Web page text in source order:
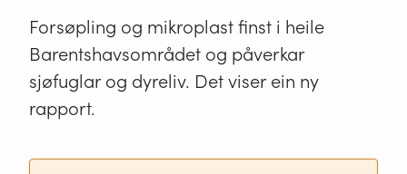
Forsøpling og mikroplast finst i heile
Barentshavsområdet og påverkar
sjøfuglar og dyreliv. Det viser ein ny
rapport.